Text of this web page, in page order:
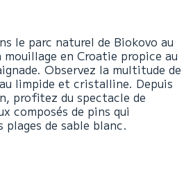
le parc naturel de Biokovo au
mouillage en Croatie propice au
Observez la multitude de
limpide et cristalline. Depuis
profitez du spectacle de
composés de pins qui
de sable blanc.